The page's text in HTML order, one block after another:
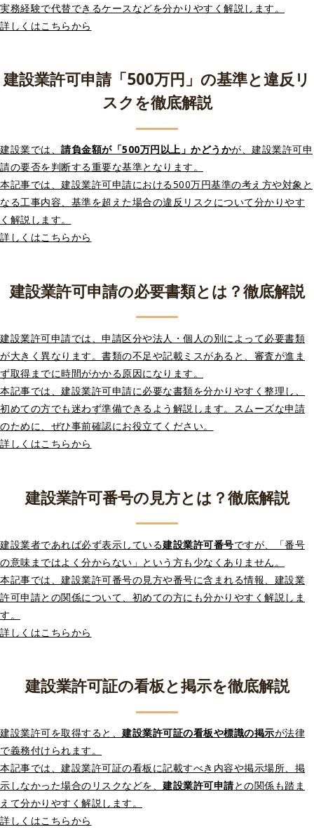
実務経験で代替できるケースなどを分かりやすく解説します。
詳しくはこちらから
建設業許可申請「500万円」の基準と違反リ
スクを徹底解説
建設業では、 請負金額が「500万円以上」かどうかが、建設業許可申
請の要否を判断する重要な基準となります。
本記事では、建設業許可申請における500万円基準の考え方や対象と
なる工事内容、基準を超えた場合の違反リスクについて分かりやす
く解説します。
詳しくはこちらから
建設業許可申請の必要書類とは？徹底解説
建設業許可申請では、申請区分や法人・個人の別によって必要書類
が大きく異なります。書類の不足や記載ミスがあると、審査が進ま
ず取得までに時間がかかる原因になります。
本記事では、建設業許可申請に必要な書類を分かりやすく整理し、
初めての方でも迷わず準備できるよう解説します。スムーズな申請
のために、ぜひ事前確認にお役立てください。
詳しくはこちらから
建設業許可番号の見方とは？徹底解説
建設業者であれば必ず表示している建設業許可番号ですが、「番号
の意味まではよく分からない」という方も少なくありません。
本記事では、建設業許可番号の見方や番号に含まれる情報、建設業
許可申請との関係について、初めての方にも分かりやすく解説しま
す。
詳しくはこちらから
建設業許可証の看板と掲示を徹底解説
建設業許可を取得すると、 建設業許可証の看板や標識の掲示が法律
で義務付けられます。
本記事では、建設業許可証の看板に記載すべき内容や掲示場所、掲
示しなかった場合のリスクなどを、 建設業許可申請との関係も踏ま
えて分かりやすく解説します。
詳しくはこちらから